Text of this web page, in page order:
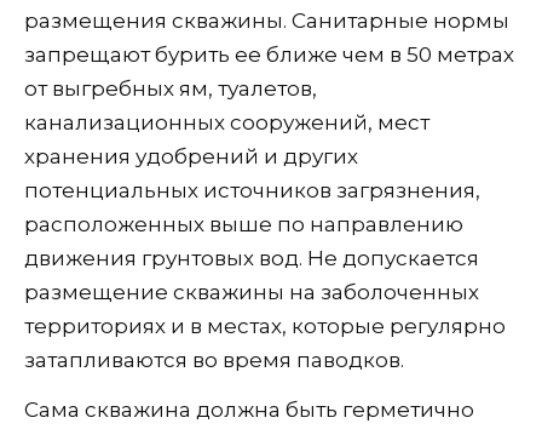
размещения скважины. Санитарные нормы
запрещают бурить ее ближе чем в 50 метрах
от выгребных ям, туалетов,
канализационных сооружений, мест
хранения удобрений и других
потенциальных источников загрязнения,
расположенных выше по направлению
движения грунтовых вод. Не допускается
размещение скважины на заболоченных
территориях и в местах, которые регулярно
затапливаются во время паводков.
Сама скважина должна быть герметично